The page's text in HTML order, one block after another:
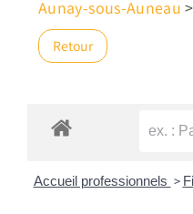
Aunay-sous-Auneau
Retour
Accueil professionnels >